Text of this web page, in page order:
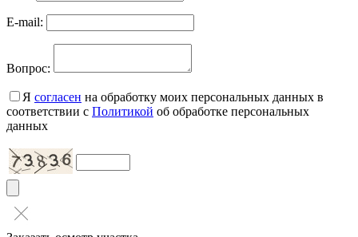
E-mail:
Вопрос:
Я согласен на обработку моих персональных данных в
соответствии с Политикой об обработке персональных
данных